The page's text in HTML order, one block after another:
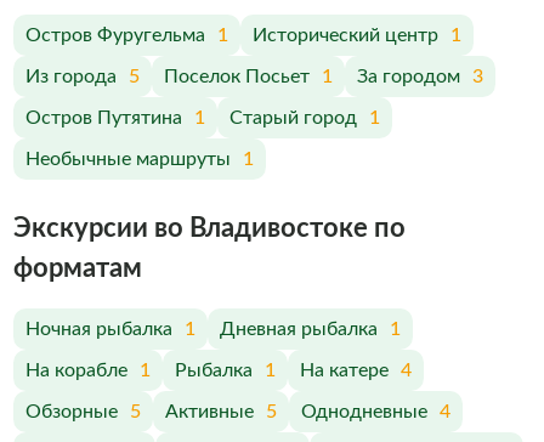
Остров Фуругельма 1 Исторический центр 1
Из города 5 Поселок Посьет 1 За городом 3
Остров Путятина 1 Старый город 1
Необычные маршруты 1
Экскурсии во Владивостоке по
форматам
Ночная рыбалка 1 Дневная рыбалка 1
На корабле 1 Рыбалка 1 На катере 4
Обзорные 5 Активные 5 Однодневные 4